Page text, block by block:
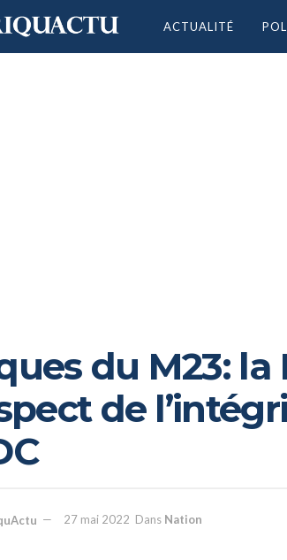
ACTUALITÉ
du M23:
de
27 mai 2022 Dans Nation